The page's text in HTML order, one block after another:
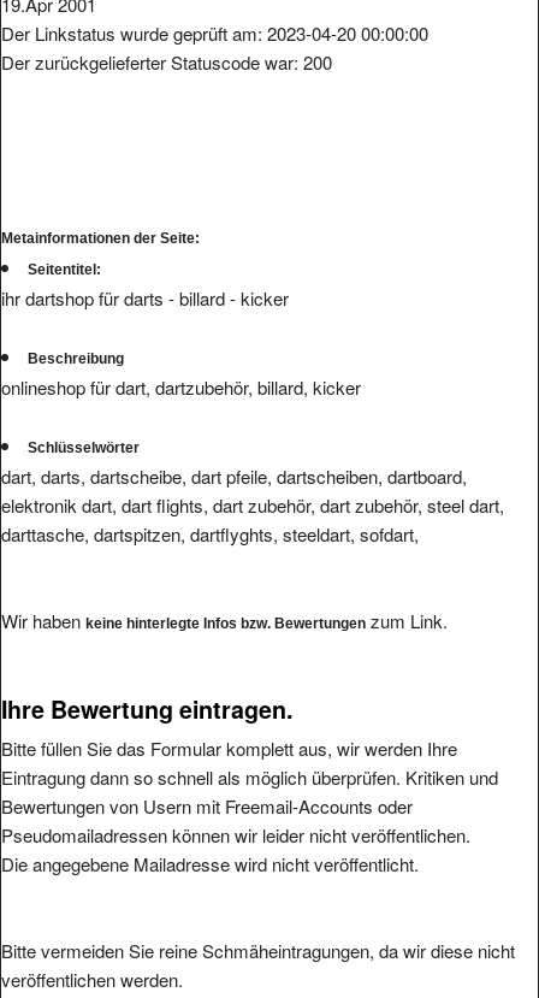
Der Linkstatus wurde geprüft am: 2023-04-20 00:00:00
Der zurückgelieferter Statuscode war: 200
Metainformationen der Seite:
Seitentitel:
ihr dartshop für darts - billard - kicker
Beschreibung
onlineshop für dart, dartzubehör, billard, kicker
Schlüsselwörter
dart, darts, dartscheibe, dart pfeile, dartscheiben, dartboard,
elektronik dart, dart flights, dart zubehör, dart zubehör, steel dart,
darttasche, dartspitzen, dartflyghts, steeldart, sofdart,
Wir haben keine hinterlegte Infos bzw. Bewertungen zum Link.
Ihre Bewertung eintragen.
Bitte füllen Sie das Formular komplett aus, wir werden Ihre
Eintragung dann so schnell als möglich überprüfen. Kritiken und
Bewertungen von Usern mit Freemail-Accounts oder
Pseudomailadressen können wir leider nicht veröffentlichen.
Die angegebene Mailadresse wird nicht veröffentlicht.
Bitte vermeiden Sie reine Schmäheintragungen, da wir diese nicht
veröffentlichen werden.